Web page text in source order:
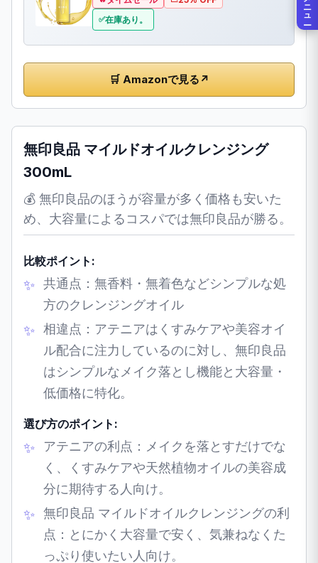
在庫あり。
🛒 Amazonで見る ↗
無印良品 マイルドオイルクレンジング
300mL
💰 無印良品のほうが容量が多く価格も安いた
め、大容量によるコスパでは無印良品が勝る。
比較ポイント:
共通点：無香料・無着色などシンプルな処
方のクレンジングオイル
相違点：アテニアはくすみケアや美容オイ
ル配合に注力しているのに対し、無印良品
はシンプルなメイク落とし機能と大容量・
低価格に特化。
選び方のポイント:
アテニアの利点：メイクを落とすだけでな
く、くすみケアや天然植物オイルの美容成
分に期待する人向け。
無印良品 マイルドオイルクレンジングの利
点：とにかく大容量で安く、気兼ねなくた
っぷり使いたい人向け。